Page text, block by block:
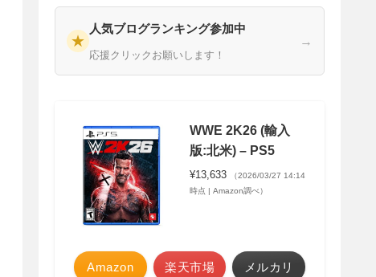
★
人気ブログランキング参加中
応援クリックお願いします！
→
WWE 2K26 (輸入
版:北米) – PS5
¥13,633
（2026/03/27 14:14
時点 | Amazon調べ）
Amazon 楽天市場 メルカリ